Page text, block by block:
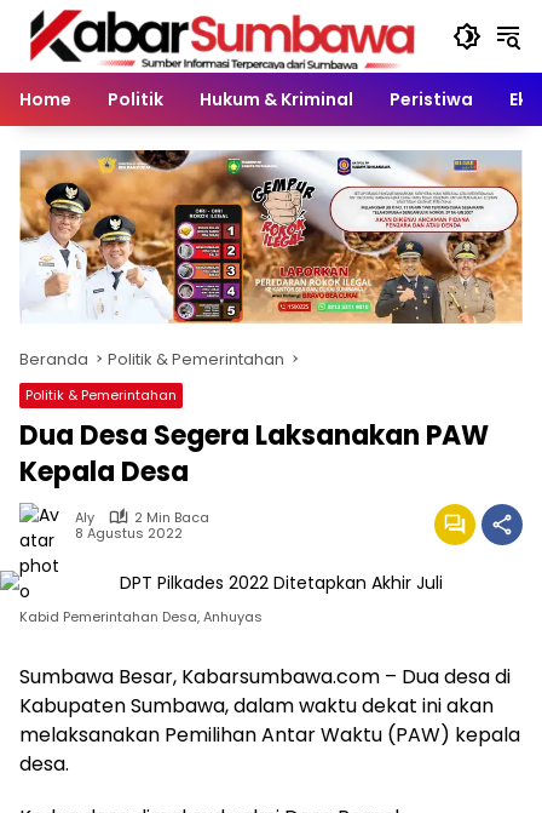
Langsung
konten
Home
Politik Hukum & Kriminal Peristiwa
Beranda Politik & Pemerintahan
Politik & Pemerintahan
Dua Desa Segera Laksanakan PAW
Kepala Desa
Aly
2 Min Baca
8 Agustus 2022
Kabid Pemerintahan Desa, Anhuyas
Sumbawa Besar, Kabarsumbawa.com – Dua desa di
Kabupaten Sumbawa, dalam waktu dekat ini akan
melaksanakan Pemilihan Antar Waktu (PAW) kepala
desa.